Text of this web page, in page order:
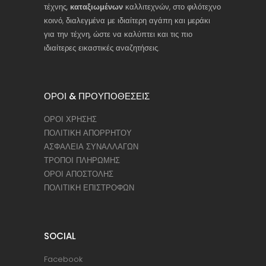
τέχνης, καταξιωμένων καλλιτεχνών, στο φιλότεχνο
κοινό, διαλεγμένα με ιδιαίτερη αγάπη και μεράκι
για την τέχνη, ώστε να καλύπτει και τις πιο
ιδιαίτερες εικαστικές αναζητήσεις.
ΟΡΟΙ & ΠΡΟΥΠΟΘΕΣΕΙΣ
ΟΡΟΙ ΧΡΗΣΗΣ
ΠΟΛΙΤΙΚΗ ΑΠΟΡΡΗΤΟΥ
ΑΣΦΑΛΕΙΑ ΣΥΝΑΛΛΑΓΩΝ
ΤΡΟΠΟΙ ΠΛΗΡΩΜΗΣ
ΟΡΟΙ ΑΠΟΣΤΟΛΗΣ
ΠΟΛΙΤΙΚΗ ΕΠΙΣΤΡΟΦΩΝ
SOCIAL
Facebook